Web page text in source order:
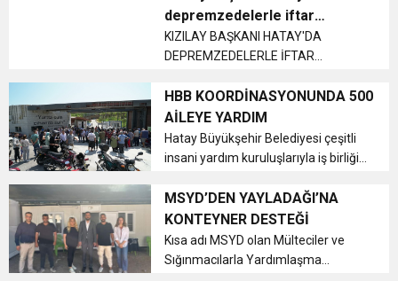
seçilerek güven tazeledi....
depremzedelerle iftar
sofrasında buluştu
KIZILAY BAŞKANI HATAY'DA
DEPREMZEDELERLE İFTAR
HBB KOORDİNASYONUNDA 500
AİLEYE YARDIM
Hatay Büyükşehir Belediyesi çeşitli
insani yardım kuruluşlarıyla iş birliği
MSYD’DEN YAYLADAĞI’NA
KONTEYNER DESTEĞİ
Kısa adı MSYD olan Mülteciler ve
Sığınmacılarla Yardımlaşma